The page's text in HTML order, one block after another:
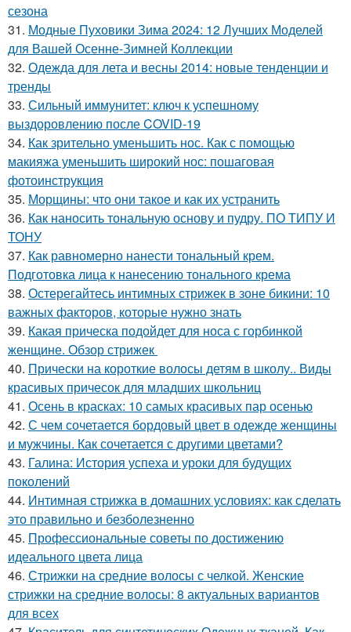
сезона
31. Модные Пуховики Зима 2024: 12 Лучших Моделей
для Вашей Осенне-Зимней Коллекции
32. Одежда для лета и весны 2014: новые тенденции и
тренды
33. Сильный иммунитет: ключ к успешному
выздоровлению после COVID-19
34. Как зрительно уменьшить нос. Как с помощью
макияжа уменьшить широкий нос: пошаговая
фотоинструкция
35. Морщины: что они такое и как их устранить
36. Как наносить тональную основу и пудру. ПО ТИПУ И
ТОНУ
37. Как равномерно нанести тональный крем.
Подготовка лица к нанесению тонального крема
38. Остерегайтесь интимных стрижек в зоне бикини: 10
важных факторов, которые нужно знать
39. Какая прическа подойдет для носа с горбинкой
женщине. Обзор стрижек
40. Прически на короткие волосы детям в школу.. Виды
красивых причесок для младших школьниц
41. Осень в красках: 10 самых красивых пар осенью
42. С чем сочетается бордовый цвет в одежде женщины
и мужчины. Как сочетается с другими цветами?
43. Галина: История успеха и уроки для будущих
поколений
44. Интимная стрижка в домашних условиях: как сделать
это правильно и безболезненно
45. Профессиональные советы по достижению
идеального цвета лица
46. Стрижки на средние волосы с челкой. Женские
стрижки на средние волосы: 8 актуальных вариантов
для всех